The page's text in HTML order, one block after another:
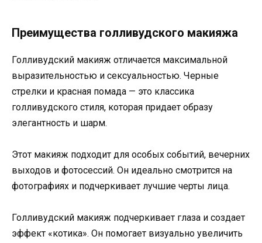
Преимущества голливудского макияжа
Голливудский макияж отличается максимальной
выразительностью и сексуальностью. Черные
стрелки и красная помада — это классика
голливудского стиля, которая придает образу
элегантность и шарм.
Этот макияж подходит для особых событий, вечерних
выходов и фотосессий. Он идеально смотрится на
фотографиях и подчеркивает лучшие черты лица.
Голливудский макияж подчеркивает глаза и создает
эффект «котика». Он помогает визуально увеличить